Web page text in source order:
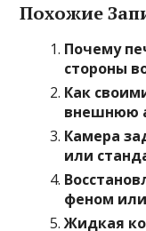
Похожие
Почему
стороны
Как
внешнюю
Камера
или
феном или
Жидкая